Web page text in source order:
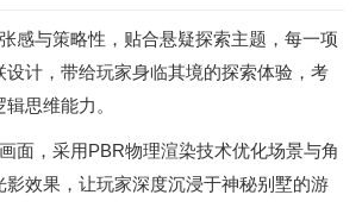
感与策略性，贴合悬疑探索主题，每一项
设计，带给玩家身临其境的探索体验，考
思维能力。
面，采用PBR物理渲染技术优化场景与角
影效果，让玩家深度沉浸于神秘别墅的游